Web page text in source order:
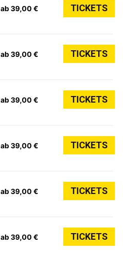
ab 39,00 € TICKETS
ab 39,00 € TICKETS
ab 39,00 € TICKETS
ab 39,00 € TICKETS
ab 39,00 € TICKETS
ab 39,00 € TICKETS